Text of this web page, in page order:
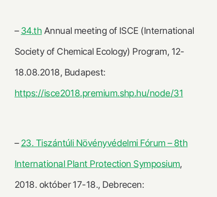
–34.th Annual meeting of ISCE (International
Society of Chemical Ecology) Program, 12-
18.08.2018, Budapest:
https://isce2018.premium.shp.hu/node/31
–23. Tiszántúli Növényvédelmi Fórum – 8th
International Plant Protection Symposium,
2018. október 17-18., Debrecen: